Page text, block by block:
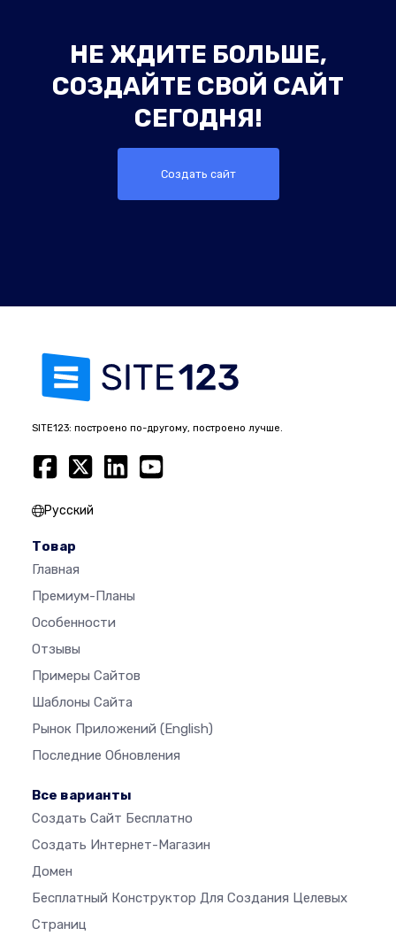
НЕ ЖДИТЕ БОЛЬШЕ,
СОЗДАЙТЕ СВОЙ САЙТ
СЕГОДНЯ!
Создать сайт
SITE123: построено по-другому, построено лучше.
Русский
Товар
Главная
Премиум-Планы
Особенности
Отзывы
Примеры Сайтов
Шаблоны Сайта
Рынок Приложений (English)
Последние Обновления
Все варианты
Создать Сайт Бесплатно
Создать Интернет-Магазин
Домен
Бесплатный Конструктор Для Создания Целевых
Страниц